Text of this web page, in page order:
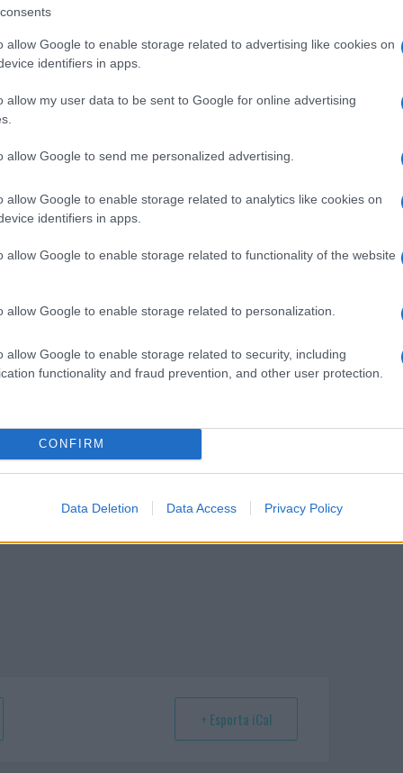
allow Google to enable storage related to advertising like cookies on
identifiers in apps.
allow my user data to be sent to Google for online advertising
allow Google to send me personalized advertising.
allow Google to enable storage related to analytics like cookies on
identifiers in apps.
allow Google to enable storage related to functionality of the website
allow Google to enable storage related to personalization.
allow Google to enable storage related to security, including
functionality and fraud prevention, and other user protection.
CONFIRM
Data Deletion Data Access Privacy Policy
nazionali?
nella sezione Login
dal menù del sito
+ Esporta iCal